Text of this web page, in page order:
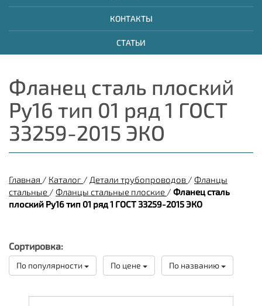
КОНТАКТЫ
СТАТЬИ
Фланец сталь плоский
Ру16 тип 01 ряд 1 ГОСТ
33259-2015 ЭКО
Главная / Каталог / Детали трубопроводов / Фланцы
стальные / Фланцы стальные плоские / Фланец сталь
плоский Ру16 тип 01 ряд 1 ГОСТ 33259-2015 ЭКО
Сортировка:
По популярности По цене По названию